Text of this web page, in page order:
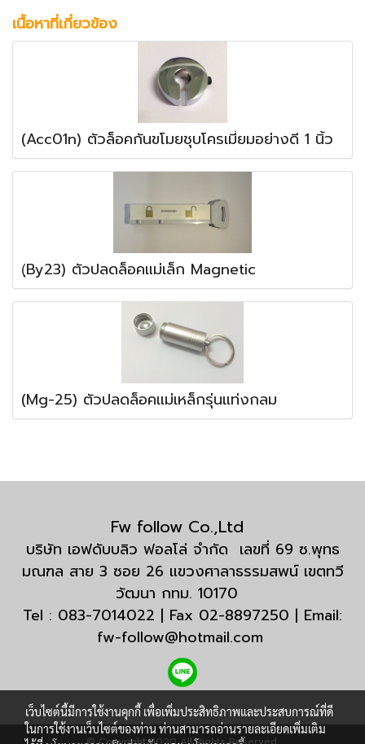
เนื้อหาที่เกี่ยวข้อง
(Acc01n) ตัวล็อคกันขโมยชุบโครเมี่ยมอย่างดี 1 นิ้ว
(ฺBy23) ตัวปลดล็อคแม่เล็ก Magnetic
(Mg-25) ตัวปลดล็อคแม่เหล็กรุ่นแท่งกลม
Fw follow Co.,Ltd
บริษัท เอฟดับบลิว ฟอลโล่ จำกัด เลขที่ 69 ซ.พุทธ
มณฑล สาย 3 ซอย 26 แขวงศาลาธรรมสพน์ เขตทวี
วัฒนา กทม. 10170
Tel : 083-7014022 | Fax 02-8897250 | Email:
fw-follow@hotmail.com
เว็บไซต์นี้มีการใช้งานคุกกี้ เพื่อเพิ่มประสิทธิภาพและประสบการณ์ที่ดี
ในการใช้งานเว็บไซต์ของท่าน ท่านสามารถอ่านรายละเอียดเพิ่มเติม